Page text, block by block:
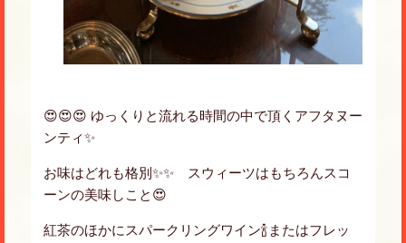
😍😍😍 ゆっくりと流れる時間の中で頂くアフタヌー
ンティ✨
お味はどれも格別✨✨ スウィーツはもちろんスコ
ーンの美味しこと😍
紅茶のほかにスパークリングワイン🍾またはフレッ